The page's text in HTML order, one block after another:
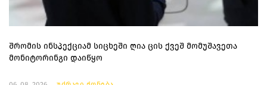
შრომის ინსპექციამ სიცხეში ღია ცის ქვეშ მომუშავეთა
მონიტორინგი დაიწყო